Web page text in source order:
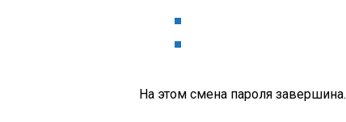
На этом смена пароля завершина.